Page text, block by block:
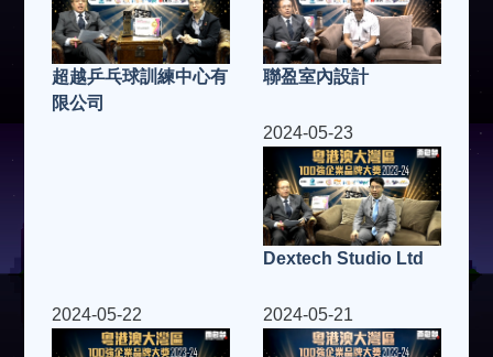
超越乒乓球訓練中心有
限公司
聯盈室內設計
2024-05-23
Dextech Studio Ltd
2024-05-22 2024-05-21